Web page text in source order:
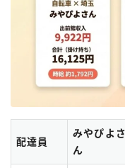
配達員
みやぴよさ
ん